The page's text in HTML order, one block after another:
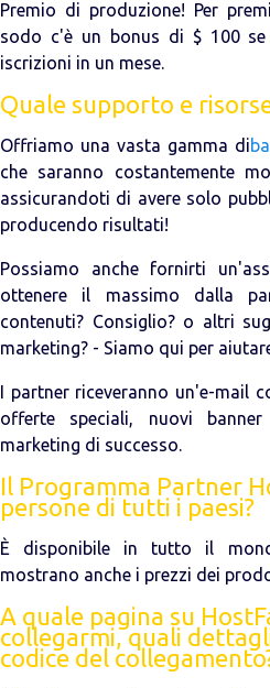
Premio di produzione! Per
sodo c'è un bonus di $ 100
iscrizioni in un mese.
Quale supporto e
Offriamo una vasta gamma di
che saranno costantemente
assicurandoti di avere solo
producendo risultati!
Possiamo anche fornirti
ottenere il massimo dalla
contenuti? Consiglio? o altri
marketing? - Siamo qui per
I partner riceveranno un'e-mail
offerte speciali, nuovi
marketing di successo.
Il Programma Partner
persone di tutti i paesi?
È disponibile in tutto il
mostrano anche i prezzi dei
A quale pagina su
collegarmi, quali
codice del